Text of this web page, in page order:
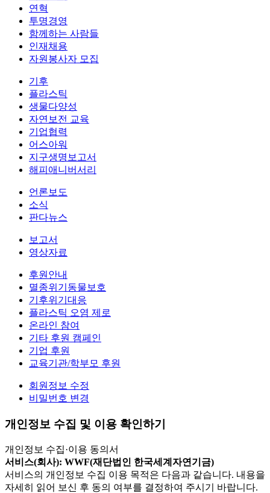
연혁
투명경영
함께하는 사람들
인재채용
자원봉사자 모집
기후
플라스틱
생물다양성
자연보전 교육
기업협력
어스아워
지구생명보고서
해피애니버서리
언론보도
소식
판다뉴스
보고서
영상자료
후원안내
멸종위기동물보호
기후위기대응
플라스틱 오염 제로
온라인 참여
기타 후원 캠페인
기업 후원
교육기관/학부모 후원
회원정보 수정
비밀번호 변경
개인정보 수집 및 이용 확인하기
개인정보 수집·이용 동의서
서비스(회사): WWF(재단법인 한국세계자연기금)
서비스의 개인정보 수집 이용 목적은 다음과 같습니다. 내용을
자세히 읽어 보신 후 동의 여부를 결정하여 주시기 바랍니다.